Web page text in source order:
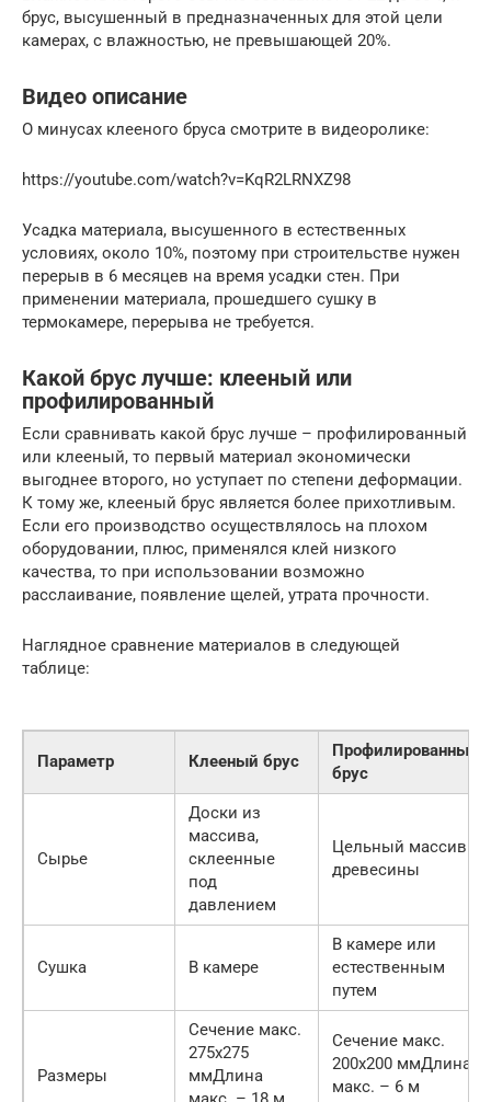
брус, высушенный в предназначенных для этой цели
камерах, с влажностью, не превышающей 20%.
Видео описание
О минусах клееного бруса смотрите в видеоролике:
https://youtube.com/watch?v=KqR2LRNXZ98
Усадка материала, высушенного в естественных
условиях, около 10%, поэтому при строительстве нужен
перерыв в 6 месяцев на время усадки стен. При
применении материала, прошедшего сушку в
термокамере, перерыва не требуется.
Какой брус лучше: клееный или
профилированный
Если сравнивать какой брус лучше – профилированный
или клееный, то первый материал экономически
выгоднее второго, но уступает по степени деформации.
К тому же, клееный брус является более прихотливым.
Если его производство осуществлялось на плохом
оборудовании, плюс, применялся клей низкого
качества, то при использовании возможно
расслаивание, появление щелей, утрата прочности.
Наглядное сравнение материалов в следующей
таблице:
Параметр Клееный брус
Профилированный
брус
Сырье
Доски из
массива,
склеенные
под
давлением
Цельный массив
древесины
Сушка В камере
В камере или
естественным
путем
Размеры
Сечение макс.
275х275
ммДлина
Сечение макс.
200х200 ммДлина
макс. – 6 м